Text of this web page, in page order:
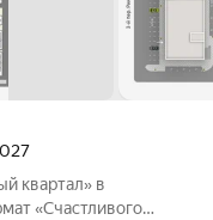
квартал» в